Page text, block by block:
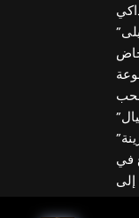
في
إلى